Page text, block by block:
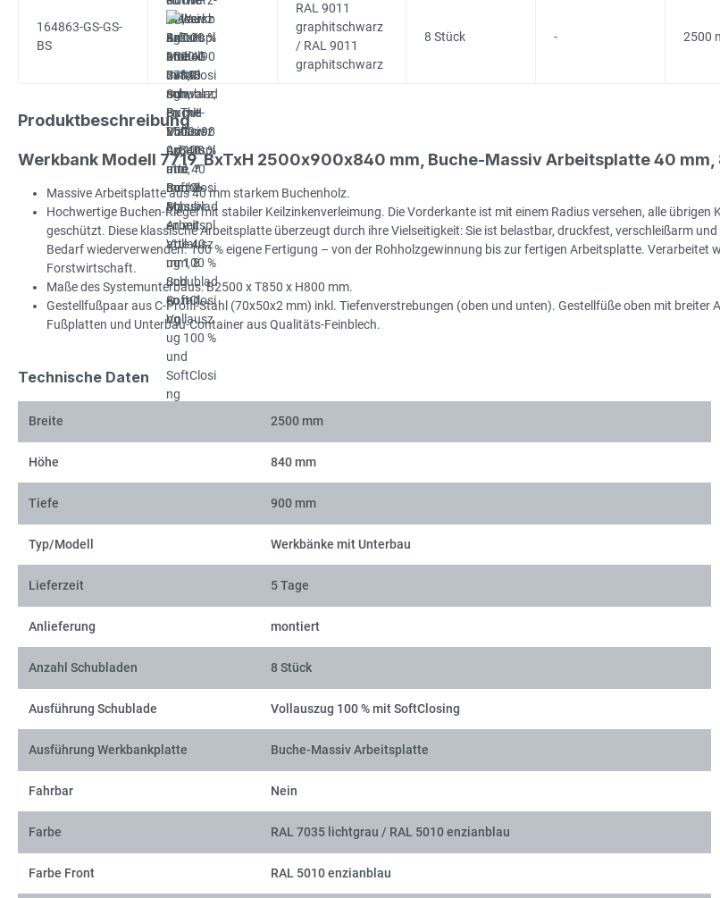
164863-GS-GS-
BS
RAL 9011
graphitschwarz
/ RAL 9011
graphitschwarz
8 Stück - 2500
Produktbeschreibung
Werkbank Modell 7719, BxTxH 2500x900x840 mm, Buche-Massiv Arbeitsplatte 40
Massive Arbeitsplatte aus 40 mm starkem Buchenholz.
Hochwertige Buchen-Riegel mit stabiler Keilzinkenverleimung. Die Vorderkante ist mit einem Radius versehen, alle
geschützt. Diese klassische Arbeitsplatte überzeugt durch ihre Vielseitigkeit: Sie ist belastbar, druckfest, verschleißarm
Bedarf wiederverwenden. 100 % eigene Fertigung – von der Rohholzgewinnung bis zur fertigen Arbeitsplatte. Verarbeitet
Forstwirtschaft.
Maße des Systemunterbaus: B2500 x T850 x H800 mm.
Gestellfußpaar aus C-Profil-Stahl (70x50x2 mm) inkl. Tiefenverstrebungen (oben und unten). Gestellfüße oben mit
Fußplatten und Unterbau-Container aus Qualitäts-Feinblech.
Technische Daten
Breite 2500 mm
Höhe 840 mm
Tiefe 900 mm
Typ/Modell Werkbänke mit Unterbau
Lieferzeit 5 Tage
Anlieferung montiert
Anzahl Schubladen 8 Stück
Ausführung Schublade Vollauszug 100 % mit SoftClosing
Ausführung Werkbankplatte Buche-Massiv Arbeitsplatte
Fahrbar Nein
Farbe RAL 7035 lichtgrau / RAL 5010 enzianblau
Farbe Front RAL 5010 enzianblau